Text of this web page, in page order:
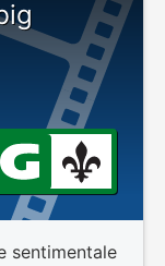
sentimentale